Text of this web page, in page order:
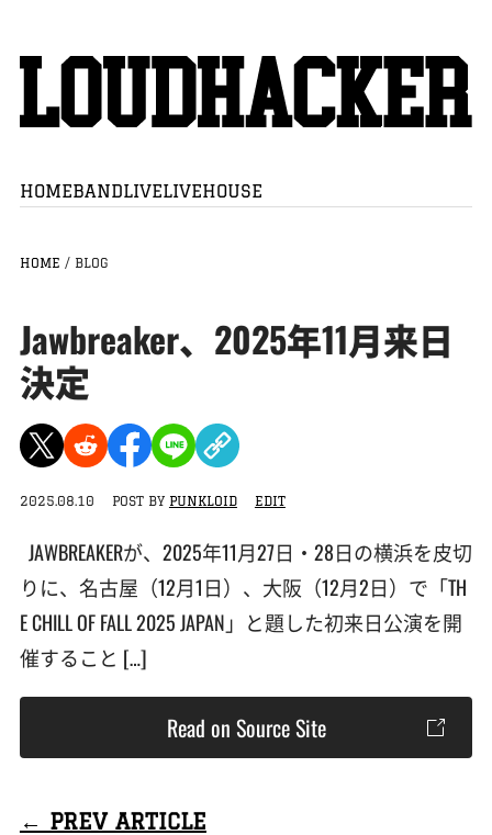
HOMEBANDLIVELIVEHOUSE
HOME / BLOG
Jawbreaker、2025年11月来日
決定
2025.08.10 POST BY PUNKLOID EDIT
JAWBREAKERが、2025年11月27日・28日の横浜を皮切
りに、名古屋（12月1日）、大阪（12月2日）で「TH
E CHILL OF FALL 2025 JAPAN」と題した初来日公演を開
催すること […]
Read on Source Site
← PREV ARTICLE